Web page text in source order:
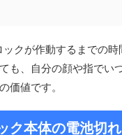
クが作動するまでの
も、自分の顔や指でい
価値です。
ク本体の電池切れ